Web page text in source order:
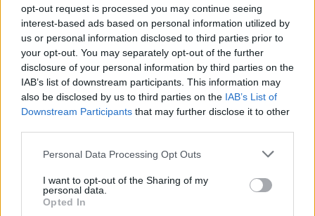
opt-out request is processed you may continue seeing
interest-based ads based on personal information utilized by
us or personal information disclosed to third parties prior to
your opt-out. You may separately opt-out of the further
disclosure of your personal information by third parties on the
IAB’s list of downstream participants. This information may
also be disclosed by us to third parties on the IAB’s List of
Downstream Participants that may further disclose it to other
Please note that this website/app uses one or more Google
not limited to your visit or usage behaviour. You may click to
grant or deny consent to Google and its third-party tags to
use your data for below specified purposes in below Google
Personal Data Processing Opt Outs
I want to opt-out of the Sharing of my
personal data.
Opted In
παραίτησή του, ζητά στενός συνεργάτης του Φίλη
Ψάχνει έναν τρόπο να επιβεβαιωθεί καταφερόμενος
25.10.2023, 07:54 3